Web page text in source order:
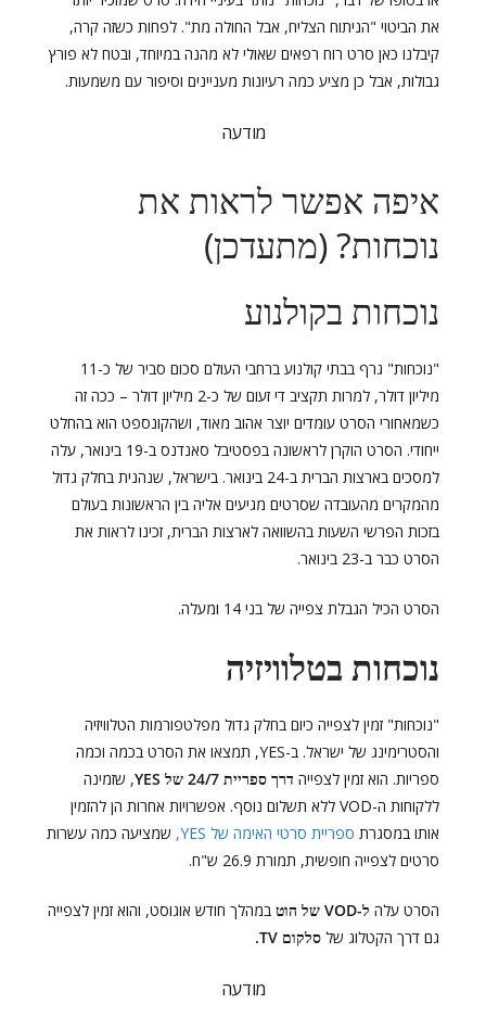
את הביטוי "הניתוח הצליח, אבל החולה מת". לפחות כשזה קרה,
קיבלנו כאן סרט רוח רפאים שאולי לא מהנה במיוחד, ובטח לא פורץ
גבולות, אבל כן מציע כמה רעיונות מעניינים וסיפור עם משמעות.
מודעה
איפה אפשר לראות את
נוכחות? (מתעדכן)
נוכחות בקולנוע
"נוכחות" גרף בבתי קולנוע ברחבי העולם סכום סביר של כ-11
מיליון דולר, למרות תקציב די זעום של כ-2 מיליון דולר – ככה זה
כשמאחורי הסרט עומדים יוצר אהוב מאוד, ושהקונספט הוא בהחלט
ייחודי. הסרט הוקרן לראשונה בפסטיבל סאנדנס ב-19 בינואר, עלה
למסכים בארצות הברית ב-24 בינואר. בישראל, שנהנית בחלק גדול
מהמקרים מהעובדה שסרטים מגיעים אליה בין הראשונות בעולם
בזכות הפרשי השעות בהשוואה לארצות הברית, זכינו לראות את
הסרט כבר ב-23 בינואר.
הסרט הכיל הגבלת צפייה של בני 14 ומעלה.
נוכחות בטלוויזיה
"נוכחות" זמין לצפייה כיום בחלק גדול מפלטפורמות הטלוויזיה
והסטרימינג של ישראל. ב-YES, תמצאו את הסרט בכמה וכמה
ספריות. הוא זמין לצפייה דרך ספריית 24/7 של YES
, שזמינה
ללקוחות ה-VOD ללא תשלום נוסף. אפשרויות אחרות הן להזמין
אותו במסגרת ספריית סרטי האימה של YES,
שמציעה כמה עשרות
סרטים לצפייה חופשית, תמורת 26.9 ש"ח.
הסרט עלהל-VOD של הוט
במהלך חודש אוגוסט, והוא זמין לצפייה
גם דרך הקטלוג של סלקום TV.
מודעה